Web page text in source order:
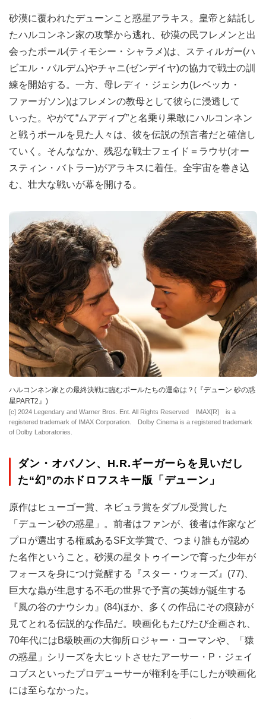
砂漠に覆われたデューンこと惑星アラキス。皇帝と結託し
たハルコンネン家の攻撃から逃れ、砂漠の民フレメンと出
会ったポール(ティモシー・シャラメ)は、スティルガー(ハ
ビエル・バルデム)やチャニ(ゼンデイヤ)の協力で戦士の訓
練を開始する。一方、母レディ・ジェシカ(レベッカ・
ファーガソン)はフレメンの教母として彼らに浸透して
いった。やがて“ムアディブ”と名乗り果敢にハルコンネン
と戦うポールを見た人々は、彼を伝説の預言者だと確信し
ていく。そんななか、残忍な戦士フェイド＝ラウサ(オー
スティン・バトラー)がアラキスに着任。全宇宙を巻き込
む、壮大な戦いが幕を開ける。
ハルコンネン家との最終決戦に臨むポールたちの運命は？(『デューン 砂の惑
星PART2』)
[c] 2024 Legendary and Warner Bros. Ent. All Rights Reserved IMAX[R] is a
registered trademark of IMAX Corporation. Dolby Cinema is a registered trademark
of Dolby Laboratories.
ダン・オバノン、H.R.ギーガーらを見いだし
た“幻”のホドロフスキー版「デューン」
原作はヒューゴー賞、ネビュラ賞をダブル受賞した
「デューン砂の惑星」。前者はファンが、後者は作家など
プロが選出する権威あるSF文学賞で、つまり誰もが認め
た名作ということ。砂漠の星タトゥイーンで育った少年が
フォースを身につけ覚醒する『スター・ウォーズ』(77)、
巨大な蟲が生息する不毛の世界で予言の英雄が誕生する
『風の谷のナウシカ』(84)ほか、多くの作品にその痕跡が
見てとれる伝説的な作品だ。映画化もたびたび企画され、
70年代にはB級映画の大御所ロジャー・コーマンや、「猿
の惑星」シリーズを大ヒットさせたアーサー・P・ジェイ
コブスといったプロデューサーが権利を手にしたが映画化
には至らなかった。